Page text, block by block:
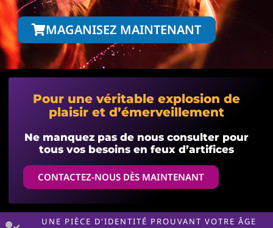
MAGANISEZ MAINTENANT
Pour une véritable explosion de
plaisir et d’émerveillement
Ne manquez pas de nous consulter pour
tous vos besoins en feux d’artifices
CONTACTEZ-NOUS DÈS MAINTENANT
UNE PIÈCE D'IDENTITÉ PROUVANT VOTRE ÂGE